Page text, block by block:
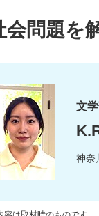
会問題を
文
神奈